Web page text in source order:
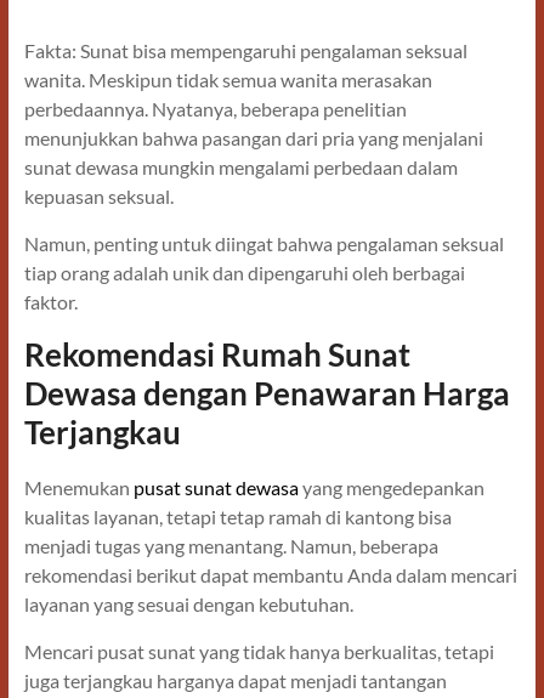
Fakta: Sunat bisa mempengaruhi pengalaman seksual
wanita. Meskipun tidak semua wanita merasakan
perbedaannya. Nyatanya, beberapa penelitian
menunjukkan bahwa pasangan dari pria yang menjalani
sunat dewasa mungkin mengalami perbedaan dalam
kepuasan seksual.
Namun, penting untuk diingat bahwa pengalaman seksual
tiap orang adalah unik dan dipengaruhi oleh berbagai
faktor.
Rekomendasi Rumah Sunat
Dewasa dengan Penawaran Harga
Terjangkau
Menemukan pusat sunat dewasayang mengedepankan
kualitas layanan, tetapi tetap ramah di kantong bisa
menjadi tugas yang menantang. Namun, beberapa
rekomendasi berikut dapat membantu Anda dalam mencari
layanan yang sesuai dengan kebutuhan.
Mencari pusat sunat yang tidak hanya berkualitas, tetapi
juga terjangkau harganya dapat menjadi tantangan